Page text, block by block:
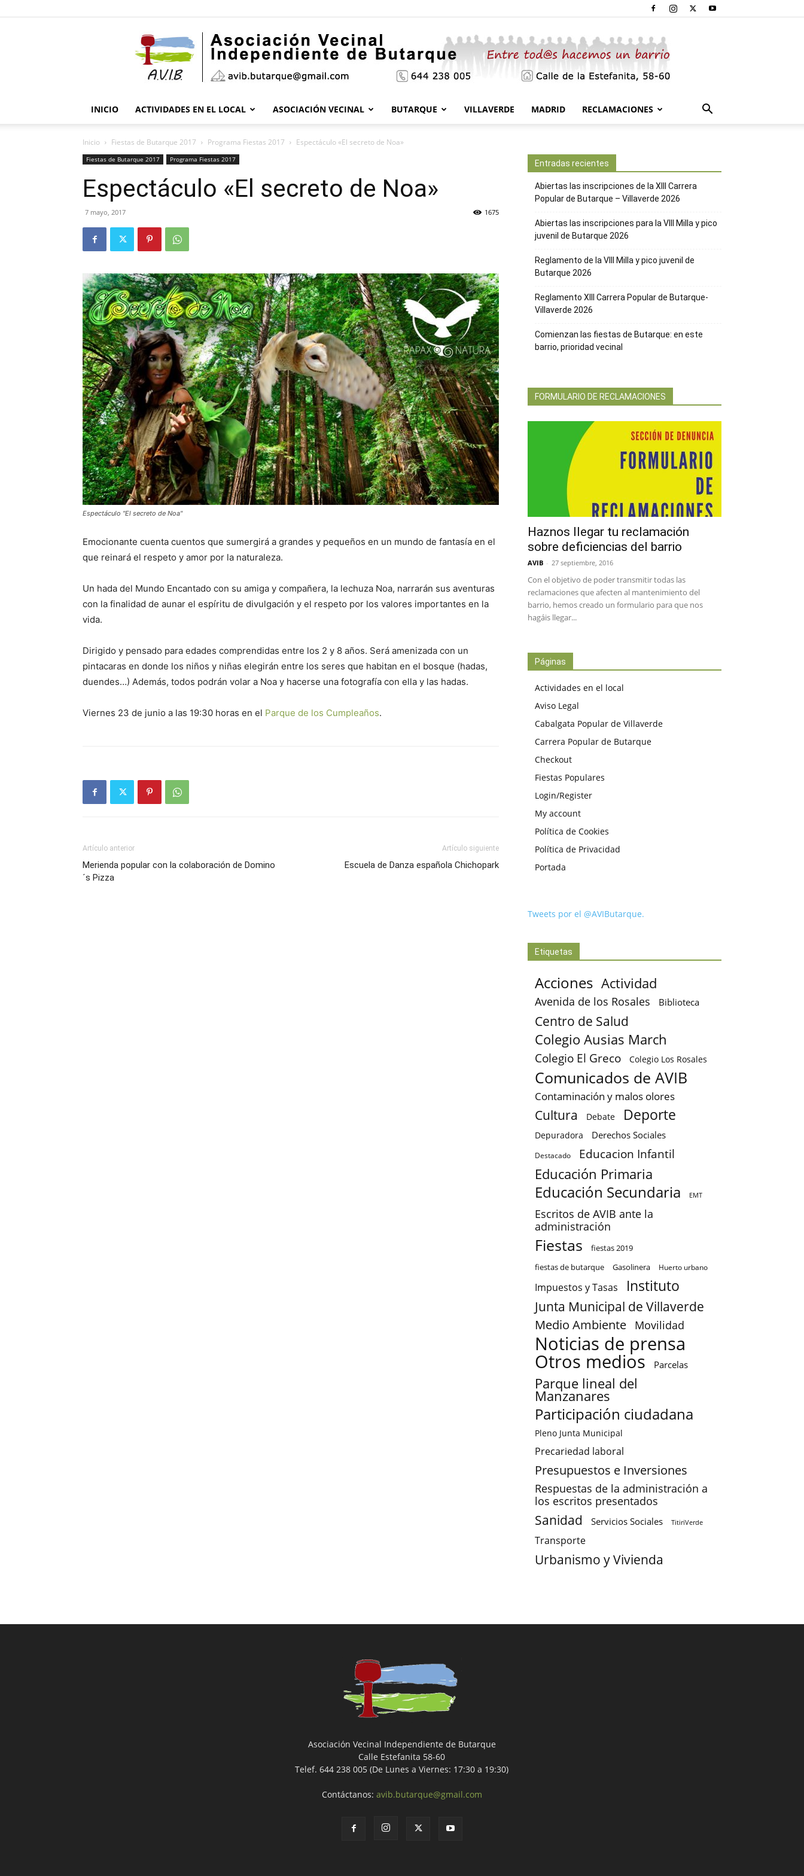
Vecinal
Independiente
de
Butarque
INICIO ACTIVIDADES EN EL LOCAL ASOCIACIÓN VECINAL BUTARQUE VILLAVERDE MADRID RECLAMACIONES
Inicio Fiestas de Butarque 2017 Programa Fiestas 2017 Espectáculo «El secreto de Noa»
Fiestas de Butarque 2017 Programa Fiestas 2017
Espectáculo «El secreto de Noa»
7 mayo, 2017 1675
Espectáculo "El secreto de Noa"
Emocionante cuenta cuentos que sumergirá a grandes y pequeños en un mundo de fantasía en el
que reinará el respeto y amor por la naturaleza.
Un hada del Mundo Encantado con su amiga y compañera, la lechuza Noa, narrarán sus aventuras
con la finalidad de aunar el espíritu de divulgación y el respeto por los valores importantes en la
vida.
Dirigido y pensado para edades comprendidas entre los 2 y 8 años. Será amenizada con un
pintacaras en donde los niños y niñas elegirán entre los seres que habitan en el bosque (hadas,
duendes…) Además, todos podrán volar a Noa y hacerse una fotografía con ella y las hadas.
Viernes 23 de junio a las 19:30 horas en el Parque de los Cumpleaños.
Artículo anterior
Merienda popular con la colaboración de Domino
´s Pizza
Artículo siguiente
Escuela de Danza española Chichopark
Entradas recientes
Abiertas las inscripciones de la XIII Carrera
Popular de Butarque – Villaverde 2026
Abiertas las inscripciones para la VIII Milla y pico
juvenil de Butarque 2026
Reglamento de la VIII Milla y pico juvenil de
Butarque 2026
Reglamento XIII Carrera Popular de Butarque-
Villaverde 2026
Comienzan las fiestas de Butarque: en este
barrio, prioridad vecinal
FORMULARIO DE RECLAMACIONES
Haznos llegar tu reclamación
sobre deficiencias del barrio
AVIB - 27 septiembre, 2016
Con el objetivo de poder transmitir todas las
reclamaciones que afecten al mantenimiento del
barrio, hemos creado un formulario para que nos
hagáis llegar...
Páginas
Actividades en el local
Aviso Legal
Cabalgata Popular de Villaverde
Carrera Popular de Butarque
Checkout
Fiestas Populares
Login/Register
My account
Política de Cookies
Política de Privacidad
Portada
Tweets por el @AVIButarque.
Etiquetas
Acciones Actividad
Avenida de los Rosales Biblioteca
Centro de Salud
Colegio Ausias March
Colegio El Greco Colegio Los Rosales
Comunicados de AVIB
Contaminación y malos olores
Cultura Debate Deporte
Depuradora Derechos Sociales
Destacado Educacion Infantil
Educación Primaria
Educación Secundaria EMT
Escritos de AVIB ante la
administración
Fiestas
fiestas 2019
fiestas de butarque
Gasolinera Huerto urbano
Impuestos y Tasas Instituto
Junta Municipal de Villaverde
Medio Ambiente Movilidad
Noticias de prensa
Otros medios Parcelas
Parque lineal del
Manzanares
Participación ciudadana
Pleno Junta Municipal
Precariedad laboral
Presupuestos e Inversiones
Respuestas de la administración a
los escritos presentados
Sanidad Servicios Sociales TitiriVerde
Transporte
Urbanismo y Vivienda
Asociación Vecinal Independiente de Butarque
Calle Estefanita 58-60
Telef. 644 238 005 (De Lunes a Viernes: 17:30 a 19:30)
Contáctanos: avib.butarque@gmail.com